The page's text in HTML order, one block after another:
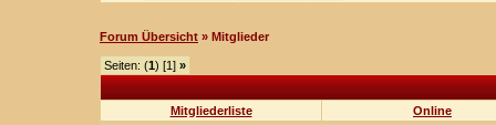
Forum Übersicht » Mitglieder
Seiten: (1) [1] »
Mitgliederliste Online